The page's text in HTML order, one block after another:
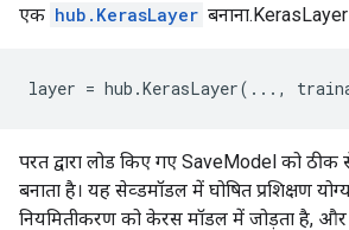
एक hub.KerasLayer
layer = hub .KerasLayer( ... ,
परत द्वारा लोड किए गए SaveModel को
बनाता है। यह सेव्डमॉडल में घोषित प्रशिक्षण
नियमितीकरण को केरस मॉडल में जोड़ता है,